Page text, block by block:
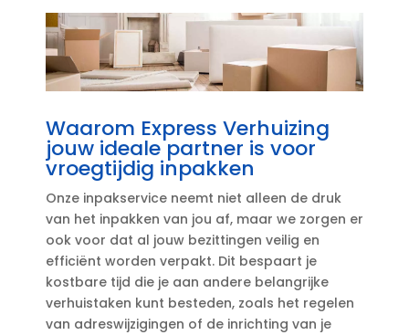
Waarom Express Verhuizing
jouw ideale partner is voor
vroegtijdig inpakken
Onze inpakservice neemt niet alleen de druk
van het inpakken van jou af, maar we zorgen er
ook voor dat al jouw bezittingen veilig en
efficiënt worden verpakt.​ Dit bespaart je
kostbare tijd die je aan andere belangrijke
verhuistaken kunt besteden, zoals het regelen
van adreswijzigingen of de inrichting van je